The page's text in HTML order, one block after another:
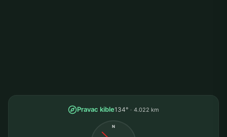
Pravac kible134° 4.022 km
N